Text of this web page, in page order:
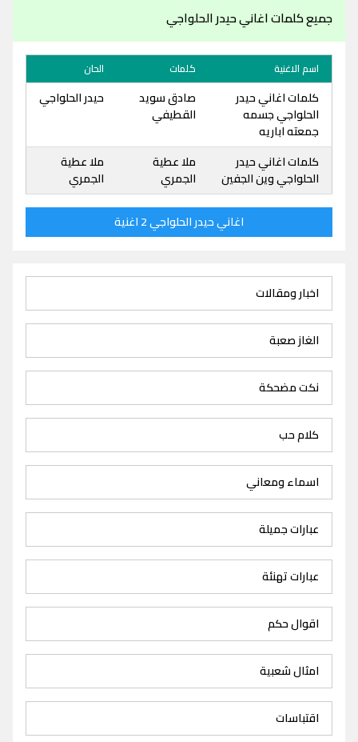
جميع كلمات اغاني حيدر الحلواجي
اسم الاغنية كلمات الحان
كلمات اغاني حيدر
الحلواجي جسمه
جمعته اباريه
صادق سويد
القطيفي
حيدر الحلواجي
كلمات اغاني حيدر
الحلواجي وين الجفين
ملا عطية
الجمري
ملا عطية
الجمري
اغاني حيدر الحلواجي 2 اغنية
اخبار ومقالات
الغاز صعبة
نكت مضحكة
كلام حب
اسماء ومعاني
عبارات جميلة
عبارات تهنئة
اقوال حكم
امثال شعبية
اقتباسات